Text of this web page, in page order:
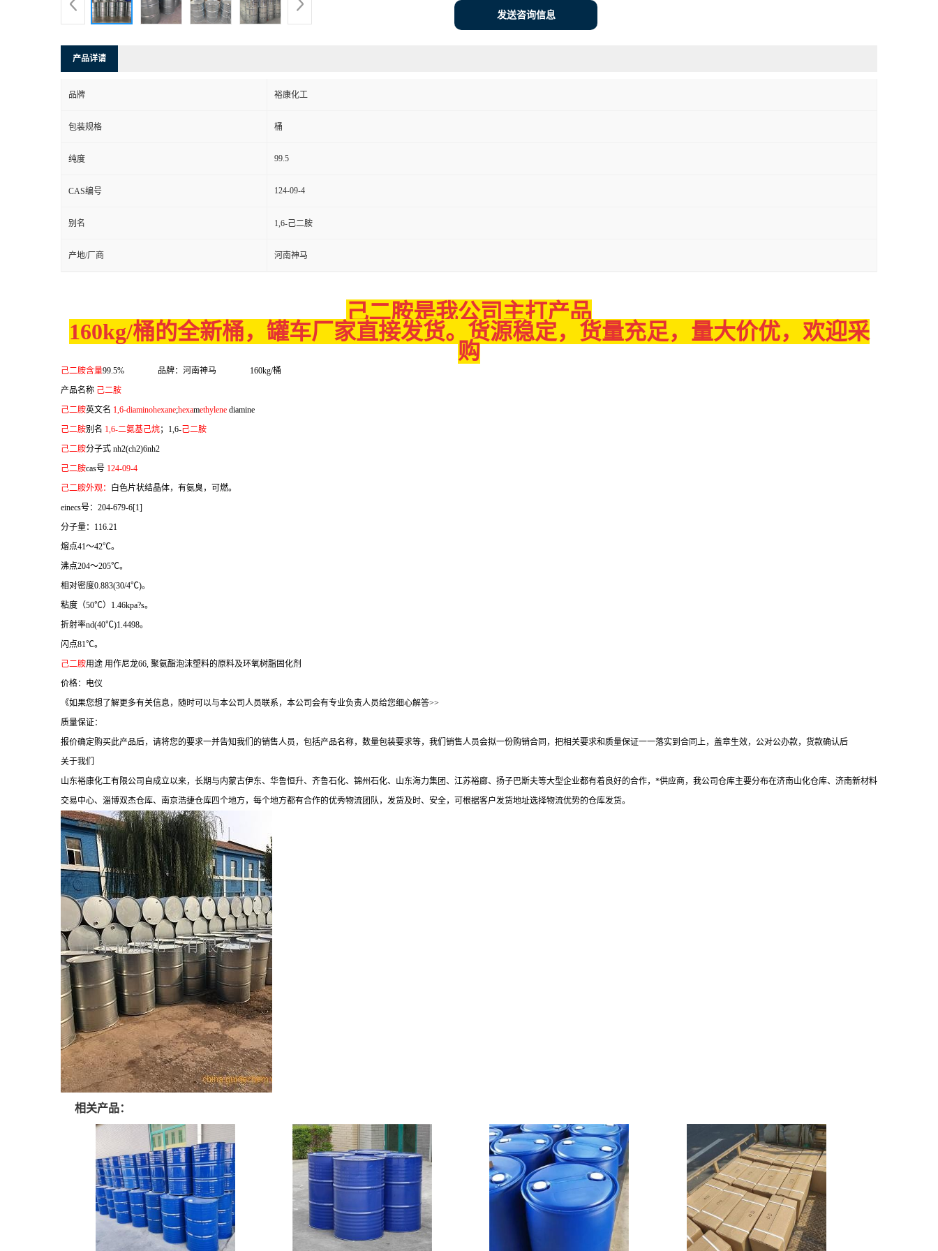
发送咨询信息
产品详请
品牌 裕康化工
包装规格 桶
纯度 99.5
CAS编号 124-09-4
别名 1,6-己二胺
产地/厂商 河南神马
己二胺是我公司主打产品
160kg/桶的全新桶，罐车厂家直接发货。货源稳定，货量充足，量大价优，欢迎采
购
己二胺含量99.5% 品牌：河南神马 160kg/桶
产品名称 己二胺
己二胺英文名 1,6-diaminohexane;hexamethylene diamine
己二胺别名 1,6-二氨基己烷；1,6-己二胺
己二胺分子式 nh2(ch2)6nh2
己二胺cas号 124-09-4
己二胺外观：
白色片状结晶体，有氨臭，可燃。
einecs号：204-679-6[1]
分子量：116.21
熔点41～42℃。
沸点204～205℃。
相对密度0.883(30/4℃)。
粘度（50℃）1.46kpa?s。
折射率nd(40℃)1.4498。
闪点81℃。
己二胺用途 用作尼龙66, 聚氨酯泡沫塑料的原料及环氧树脂固化剂
价格：电仪
《如果您想了解更多有关信息，随时可以与本公司人员联系，本公司会有专业负责人员给您细心解答>>
质量保证：
报价确定购买此产品后，请将您的要求一并告知我们的销售人员，包括产品名称，数量包装要求等，我们销售人员会拟一份购销合同，把相关要求和质量保证一一落实到合同上，盖章生效，公对公办款，货款确认后
关于我们
山东裕康化工有限公司自成立以来，长期与内蒙古伊东、华鲁恒升、齐鲁石化、锦州石化、山东海力集团、江苏裕廊、扬子巴斯夫等大型企业都有着良好的合作，*供应商，我公司仓库主要分布在济南山化仓库、济南新材料
交易中心、淄博双杰仓库、南京浩捷仓库四个地方，每个地方都有合作的优秀物流团队，发货及时、安全，可根据客户发货地址选择物流优势的仓库发货。
相关产品：